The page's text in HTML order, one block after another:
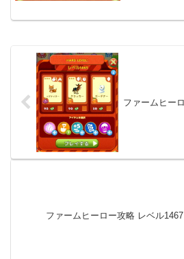
ファームヒー
ファームヒーロー攻略 レベル1467